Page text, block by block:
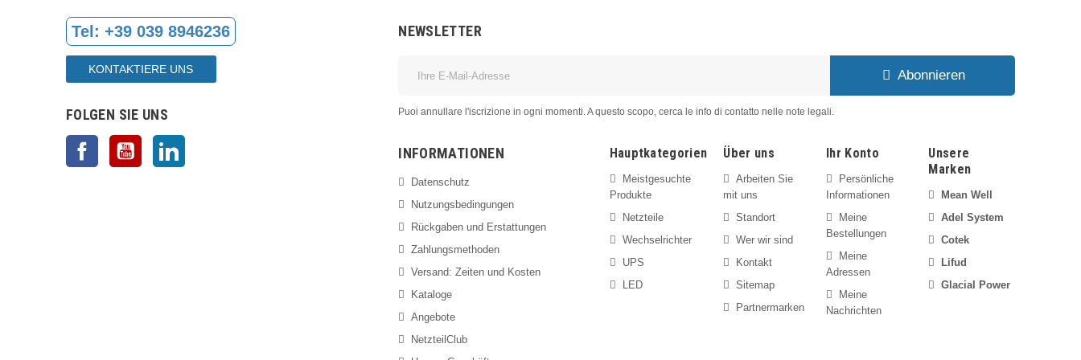
uns zu kontaktierenfür ein kostenloses, individuelles Angebot. Unsererfahrenes Teamsteht Ihnen gerne zur Verfügung, um
KONTAKTIEREN SIE UNS JETZT
Tel: +39 039 8946236
KONTAKTIERE UNS
FOLGEN SIE UNS
Facebook YouTube
NEWSLETTER
Abonnieren
Puoi annullare l'iscrizione in ogni momenti. A questo scopo, cerca le info di contatto nelle note legali.
INFORMATIONEN
Datenschutz
Nutzungsbedingungen
Rückgaben und Erstattungen
Zahlungsmethoden
Versand: Zeiten und Kosten
Kataloge
Angebote
NetzteilClub
Hauptkategorien
Meistgesuchte
Produkte
Netzteile
Wechselrichter
UPS
LED
Über uns
Arbeiten Sie
mit uns
Standort
Wer wir sind
Kontakt
Sitemap
Partnermarken
Ihr Konto
Persönliche
Informationen
Meine
Bestellungen
Meine
Adressen
Meine
Nachrichten
Unsere
Marken
Mean Well
Adel System
Cotek
Lifud
Glacial Power